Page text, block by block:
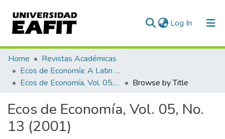
Log In (current)
Communities & Collections
All of DSpace
Home
Revistas Académicas
Ecos de Economía: A Latin American Journal of Applied Economics
Ecos de Economía, Vol. 05, No. 13 (2001)
Browse by Title
Ecos de Economía, Vol. 05, No.
13 (2001)